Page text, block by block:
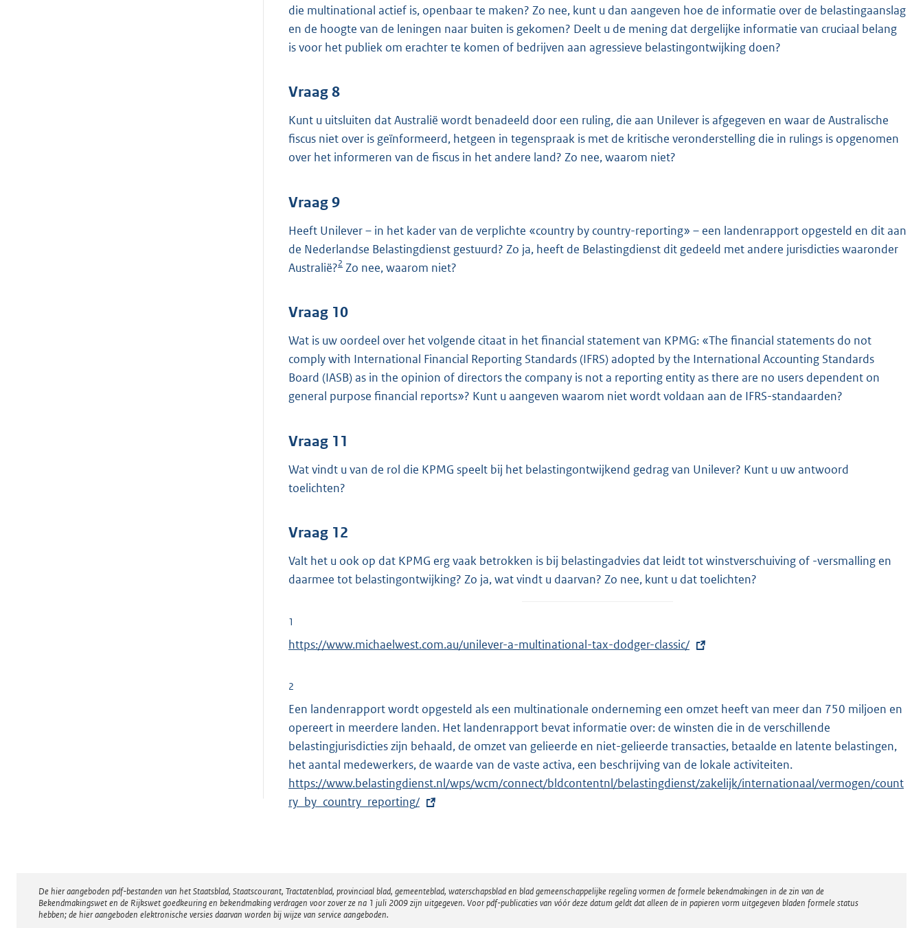
die multinational actief is, openbaar te maken? Zo nee, kunt u dan aangeven hoe de informatie over de belastingaanslag
en de hoogte van de leningen naar buiten is gekomen? Deelt u de mening dat dergelijke informatie van cruciaal belang
is voor het publiek om erachter te komen of bedrijven aan agressieve belastingontwijking doen?
Vraag 8
Kunt u uitsluiten dat Australië wordt benadeeld door een ruling, die aan Unilever is afgegeven en waar de Australische
fiscus niet over is geïnformeerd, hetgeen in tegenspraak is met de kritische veronderstelling die in rulings is opgenomen
over het informeren van de fiscus in het andere land? Zo nee, waarom niet?
Vraag 9
Heeft Unilever – in het kader van de verplichte «country by country-reporting» – een landenrapport opgesteld en dit aan
de Nederlandse Belastingdienst gestuurd? Zo ja, heeft de Belastingdienst dit gedeeld met andere jurisdicties waaronder
Australië?2 Zo nee, waarom niet?
Vraag 10
Wat is uw oordeel over het volgende citaat in het financial statement van KPMG: «The financial statements do not
comply with International Financial Reporting Standards (IFRS) adopted by the International Accounting Standards
Board (IASB) as in the opinion of directors the company is not a reporting entity as there are no users dependent on
general purpose financial reports»? Kunt u aangeven waarom niet wordt voldaan aan de IFRS-standaarden?
Vraag 11
Wat vindt u van de rol die KPMG speelt bij het belastingontwijkend gedrag van Unilever? Kunt u uw antwoord
toelichten?
Vraag 12
Valt het u ook op dat KPMG erg vaak betrokken is bij belastingadvies dat leidt tot winstverschuiving of -versmalling en
daarmee tot belastingontwijking? Zo ja, wat vindt u daarvan? Zo nee, kunt u dat toelichten?
1
E
t
i
n
https://www.michaelwest.com.au/unilever-a-multinational-tax-dodger-classic/
2
Een landenrapport wordt opgesteld als een multinationale onderneming een omzet heeft van meer dan 750 miljoen en
opereert in meerdere landen. Het landenrapport bevat informatie over: de winsten die in de verschillende
belastingjurisdicties zijn behaald, de omzet van gelieerde en niet-gelieerde transacties, betaalde en latente belastingen,
het aantal medewerkers, de waarde van de vaste activa, een beschrijving van de lokale activiteiten.
x
l
https://www.belastingdienst.nl/wps/wcm/connect/bldcontentnl/belastingdienst/zakelijk/internationaal/vermogen/count
ry_by_country_reporting/
Disclaimer
De hier aangeboden pdf-bestanden van het Staatsblad, Staatscourant, Tractatenblad, provinciaal blad, gemeenteblad, waterschapsblad en blad gemeenschappelijke regeling vormen de formele bekendmakingen in de zin van de
Bekendmakingswet en de Rijkswet goedkeuring en bekendmaking verdragen voor zover ze na 1 juli 2009 zijn uitgegeven. Voor pdf-publicaties van vóór deze datum geldt dat alleen de in papieren vorm uitgegeven bladen formele status
hebben; de hier aangeboden elektronische versies daarvan worden bij wijze van service aangeboden.